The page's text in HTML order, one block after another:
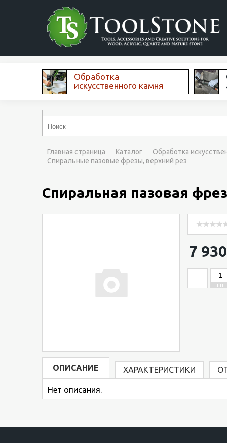
Обработка
искусственного камня
Главная страница Каталог
Обработка
Спиральные пазовые фрезы, верхний рез
Спиральная пазовая
7
ШТ
ОПИСАНИЕ ХАРАКТЕРИСТИКИ
Нет описания.